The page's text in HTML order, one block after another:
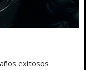
exitosos